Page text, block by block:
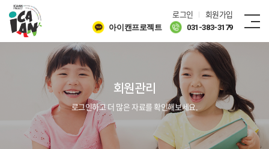
로그인 회원가입
아이캔프로젝트 031-383-3179
회원관리
로그인하고 더 많은 자료를 확인해보세요.